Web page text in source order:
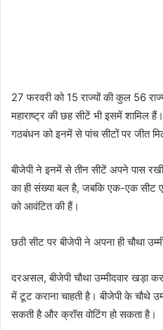
27 फरवरी को 15 राज्यों की कुल 56
महाराष्ट्र की छह सीटें भी इसमें शामिल
गठबंधन को इनमें से पांच सीटों पर जीत
बीजेपी ने इनमें से तीन सीटें अपने पास
का ही संख्या बल है, जबकि एक-एक सीट
को आवंटित की हैं।
छठी सीट पर बीजेपी ने अपना ही चौथा
दरअसल, बीजेपी चौथा उम्मीदवार खड़ा
में टूट कराना चाहती है। बीजेपी के चौथे
सकती है और क्रॉस वोटिंग हो सकता है।